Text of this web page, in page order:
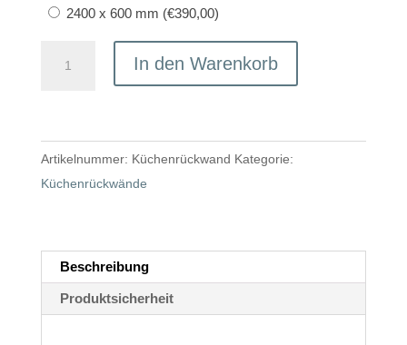
2400 x 600 mm (€390,00)
In den Warenkorb
Artikelnummer: Küchenrückwand Kategorie:
Küchenrückwände
Beschreibung
Produktsicherheit